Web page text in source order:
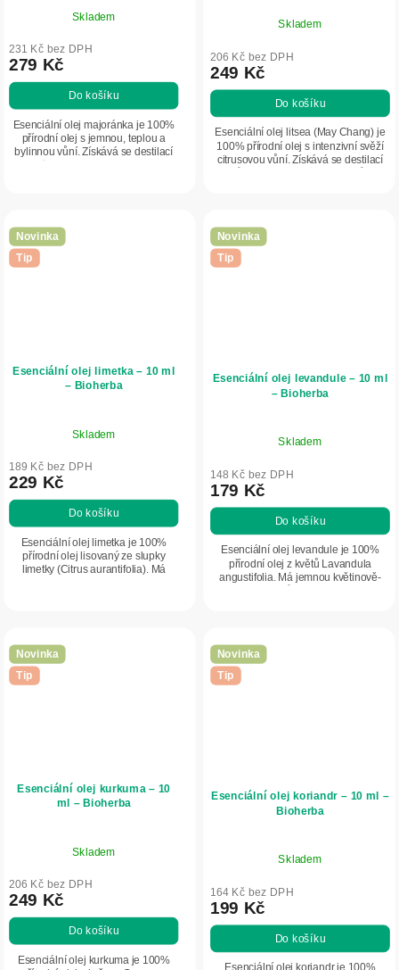
Skladem
231 Kč bez DPH
279 Kč
Do košíku
Esenciální olej majoránka je 100%
přírodní olej s jemnou, teplou a
bylinnou vůní. Získává se destilací
Skladem
206 Kč bez DPH
249 Kč
Do košíku
Esenciální olej litsea (May Chang) je
100% přírodní olej s intenzivní svěží
citrusovou vůní. Získává se destilací
Novinka
Tip
Esenciální olej limetka – 10 ml
– Bioherba
Skladem
189 Kč bez DPH
229 Kč
Do košíku
Esenciální olej limetka je 100%
přírodní olej lisovaný ze slupky
limetky (Citrus aurantifolia). Má
Novinka
Tip
Esenciální olej levandule – 10 ml
– Bioherba
Skladem
148 Kč bez DPH
179 Kč
Do košíku
Esenciální olej levandule je 100%
přírodní olej z květů Lavandula
angustifolia. Má jemnou květinově-
Novinka
Tip
Esenciální olej kurkuma – 10
ml – Bioherba
Skladem
206 Kč bez DPH
249 Kč
Do košíku
Esenciální olej kurkuma je 100%
Novinka
Tip
Esenciální olej koriandr – 10 ml –
Bioherba
Skladem
164 Kč bez DPH
199 Kč
Do košíku